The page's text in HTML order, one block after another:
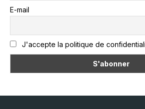
E-mail
J'accepte la politique de